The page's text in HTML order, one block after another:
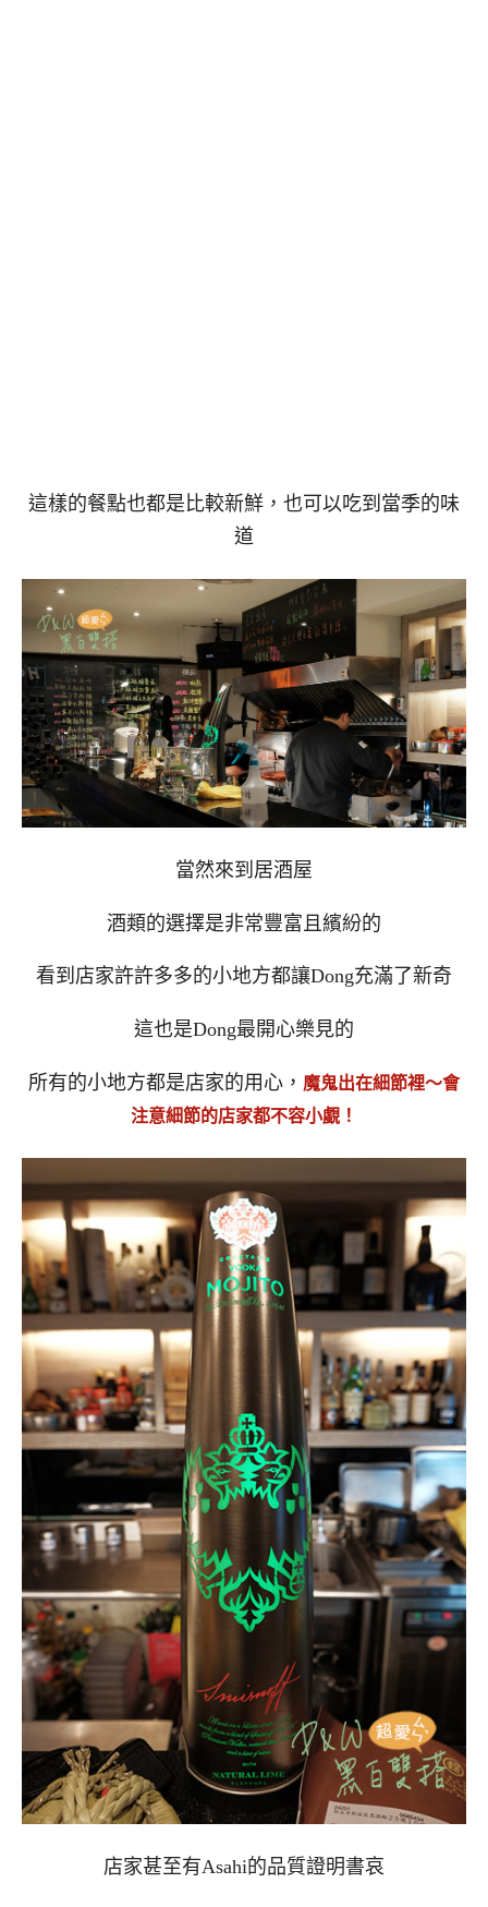
這樣的餐點也都是比較新鮮，也可以吃到當季的味
道
當然來到居酒屋
酒類的選擇是非常豐富且繽紛的
看到店家許許多多的小地方都讓Dong充滿了新奇
這也是Dong最開心樂見的
所有的小地方都是店家的用心， 魔鬼出在細節裡～會
注意細節的店家都不容小覷！
店家甚至有Asahi的品質證明書哀